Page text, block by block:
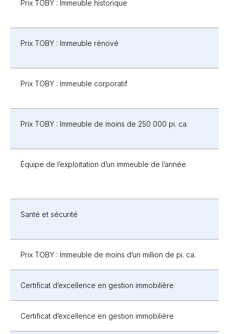
Prix TOBY : Immeuble historique
Prix TOBY : Immeuble rénové
Prix TOBY : Immeuble corporatif
Prix TOBY : Immeuble de moins de 250 000 pi. ca.
Équipe de l’exploitation d’un immeuble de l’année
Santé et sécurité
Prix TOBY : Immeuble de moins d’un million de pi. ca.
Certificat d’excellence en gestion immobilière
Certificat d’excellence en gestion immobilière